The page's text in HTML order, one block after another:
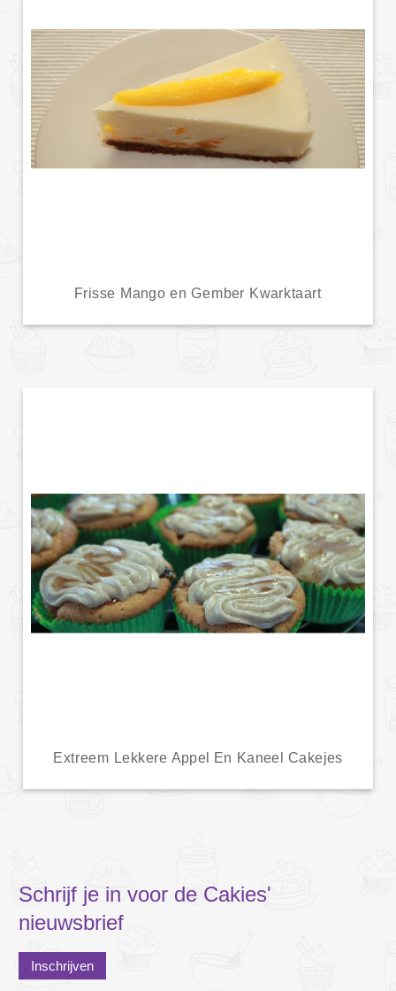
Frisse Mango en Gember Kwarktaart
Extreem Lekkere Appel En Kaneel Cakejes
Schrijf je in voor de Cakies'
nieuwsbrief
Inschrijven